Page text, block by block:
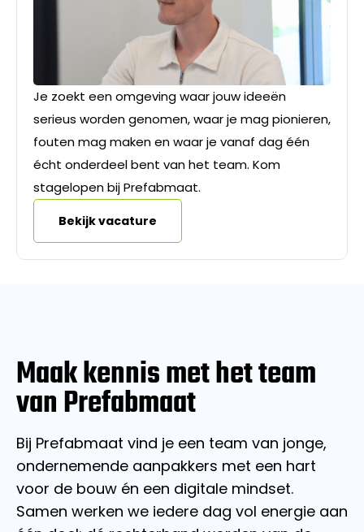
Je zoekt een omgeving waar jouw ideeën
serieus worden genomen, waar je mag pionieren,
fouten mag maken en waar je vanaf dag één
écht onderdeel bent van het team. Kom
stagelopen bij Prefabmaat.
Bekijk vacature
Maak kennis met het team
van Prefabmaat
Bij Prefabmaat vind je een team van jonge,
ondernemende aanpakkers met een hart
voor de bouw én een digitale mindset.
Samen werken we iedere dag vol energie aan